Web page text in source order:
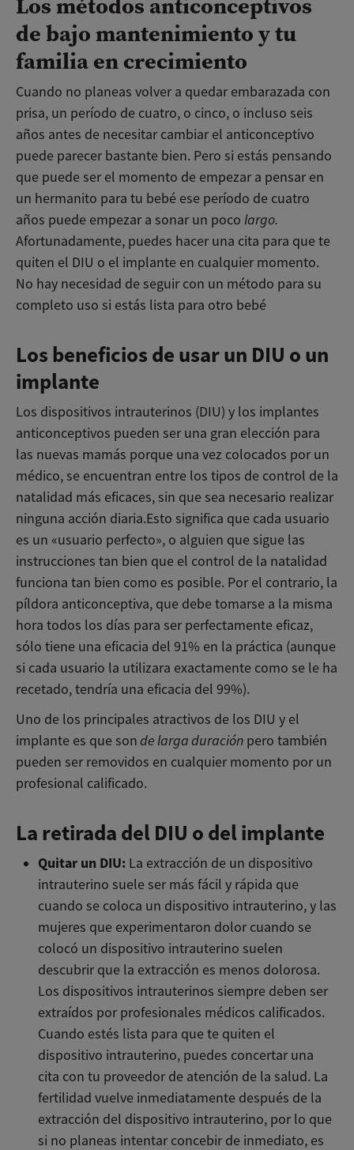
de bajo mantenimiento y tu
familia en crecimiento
Cuando no planeas volver a quedar embarazada con
prisa, un período de cuatro, o cinco, o incluso seis
años antes de necesitar cambiar el anticonceptivo
puede parecer bastante bien. Pero si estás pensando
que puede ser el momento de empezar a pensar en
un hermanito para tu bebé ese período de cuatro
años puede empezar a sonar un poco largo.
Afortunadamente, puedes hacer una cita para que te
quiten el DIU o el implante en cualquier momento.
No hay necesidad de seguir con un método para su
completo uso si estás lista para otro bebé
Los beneficios de usar un DIU o un
implante
Los dispositivos intrauterinos (DIU) y los implantes
anticonceptivos pueden ser una gran elección para
las nuevas mamás porque una vez colocados por un
médico, se encuentran entre los tipos de control de la
natalidad más eficaces, sin que sea necesario realizar
ninguna acción diaria.Esto significa que cada usuario
es un «usuario perfecto», o alguien que sigue las
instrucciones tan bien que el control de la natalidad
funciona tan bien como es posible. Por el contrario, la
píldora anticonceptiva, que debe tomarse a la misma
hora todos los días para ser perfectamente eficaz,
sólo tiene una eficacia del 91% en la práctica (aunque
si cada usuario la utilizara exactamente como se le ha
recetado, tendría una eficacia del 99%).
Uno de los principales atractivos de los DIU y el
implante es que sonde larga duración pero también
pueden ser removidos en cualquier momento por un
profesional calificado.
La retirada del DIU o del implante
Quitar un DIU: La extracción de un dispositivo
intrauterino suele ser más fácil y rápida que
cuando se coloca un dispositivo intrauterino, y las
mujeres que experimentaron dolor cuando se
colocó un dispositivo intrauterino suelen
descubrir que la extracción es menos dolorosa.
Los dispositivos intrauterinos siempre deben ser
extraídos por profesionales médicos calificados.
Cuando estés lista para que te quiten el
dispositivo intrauterino, puedes concertar una
cita con tu proveedor de atención de la salud. La
fertilidad vuelve inmediatamente después de la
extracción del dispositivo intrauterino, por lo que
si no planeas intentar concebir de inmediato, es